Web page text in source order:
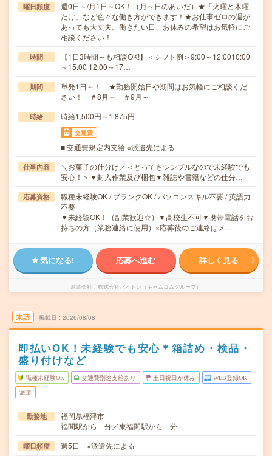
曜日頻度
週0日～/月1日～OK！（月～日のあいだ）★「火曜と木曜
だけ」など色々な働き方ができます！★お仕事ゼロの週が
あっても大丈夫。働きたい日、お休みの希望はお気軽にご
相談ください！
時間
【1日3時間～も相談OK!】＜シフト例＞9:00～12:0010:00
～15:00 12:00～17…
期間
単発1日～！ ★勤務開始日や期間はお気軽にご相談くだ
さい！ ＃8月～ ＃9月～
時給 時給1,500円～1,875円
交通費
■ 交通費規定内支給 ※派遣先による
仕事内容
＼お菓子の仕分け／＜とってもシンプルなので未経験でも
安心！＞▼封入作業及び梱包▼雑誌や書籍などの仕分…
応募資格
職種未経験OK / ブランクOK / パソコンスキル不要 / 英語力
不要
▼未経験OK！（副業歓迎☆）▼高校生不可▼携帯電話をお
持ちの方（業務連絡に使用）※応募後のご連絡はメ…
気になる! 応募へ進む 詳しく見る
派遣会社 株式会社バイトレ（キャムコムグループ）
未読 掲載日 2026/08/08
即払いOK！未経験でも安心＊箱詰め・検品・
盛り付けなど
職種未経験OK 交通費別途支給あり 土日祝日が休み WEB登録OK
派遣
勤務地
福岡県福津市
福間駅から---分／東福間駅から---分
曜日頻度 週5日 ※派遣先による